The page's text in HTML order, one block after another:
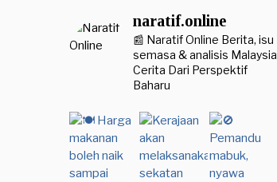
naratif.online
📰 Naratif Online Berita, isu
semasa & analisis Malaysia
Cerita Dari Perspektif
Baharu